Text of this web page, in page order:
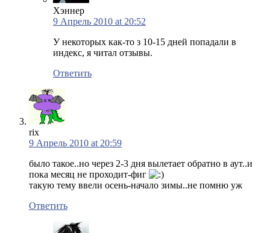
Хэннер
9 Апрель 2010 at 20:52
У некоторых как-то з 10-15 дней попадали в
индекс, я читал отзывы.
Ответить
rix
9 Апрель 2010 at 20:59
было такое..но через 2-3 дня вылетает обратно в аут..и
пока месяц не проходит-фиг
такую тему ввели осень-начало зимы..не помню уж
Ответить